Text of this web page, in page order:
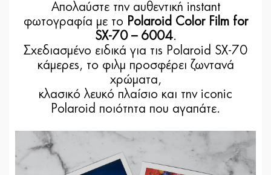
Απολαύστε την αυθεντική instant
φωτογραφία με το Polaroid Color Film for
SX-70 – 6004.
Σχεδιασμένο ειδικά για τις Polaroid SX-70
κάμερες, το φιλμ προσφέρει ζωντανά
χρώματα,
κλασικό λευκό πλαίσιο και την iconic
Polaroid ποιότητα που αγαπάτε.